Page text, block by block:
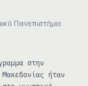
Πανεπιστήμιο
στην
ήταν